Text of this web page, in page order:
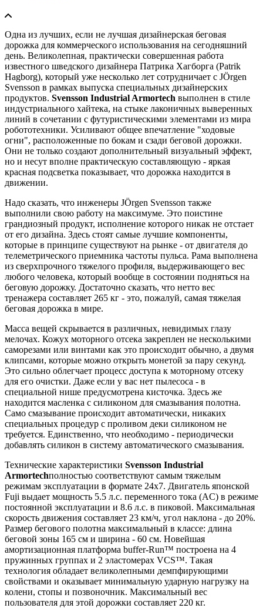
Одна из лучших, если не лучшая дизайнерская беговая
дорожка для коммерческого использования на сегодняшний
день. Великолепная, практически совершенная работа
известного шведского дизайнера Патрика Хагборга (Patrik
Hagborg), который уже несколько лет сотрудничает с JÖrgen
Svensson в рамках выпуска специальных дизайнерских
продуктов. Svensson Industrial Armortech выполнен в стиле
индустриального хайтека, на стыке лаконичных выверенных
линий в сочетании с футуристическими элементами из мира
робототехники. Усиливают общее впечатление "ходовые
огни", расположенные по бокам и сзади беговой дорожки.
Они не только создают дополнительный визуальный эффект,
но и несут вполне практическую составляющую - яркая
красная подсветка показывает, что дорожка находится в
движении.
Надо сказать, что инженеры JÖrgen Svensson также
выполнили свою работу на максимуме. Это поистине
грандиозный продукт, исполнение которого никак не отстает
от его дизайна. Здесь стоят самые лучшие компоненты,
которые в принципе существуют на рынке - от двигателя до
телеметрического приемника частоты пульса. Рама выполнена
из сверхпрочного тяжелого профиля, выдерживающего вес
любого человека, который вообще в состоянии подняться на
беговую дорожку. Достаточно сказать, что нетто вес
тренажера составляет 265 кг - это, пожалуй, самая тяжелая
беговая дорожка в мире.
Масса вещей скрывается в различных, невидимых глазу
мелочах. Кожух моторного отсека закреплен не несколькими
саморезами или винтами как это происходит обычно, а двумя
клипсами, которые можно открыть монетой за пару секунд.
Это сильно облегчает процесс доступа к моторному отсеку
для его очистки. Даже если у вас нет пылесоса - в
специальной нише предусмотрена кисточка. Здесь же
находится масленка с силиконом для смазывания полотна.
Само смазывание происходит автоматически, никаких
специальных процедур с проливом деки силиконом не
требуется. Единственно, что необходимо - периодически
добавлять силикон в систему автоматического смазывания.
Технические характеристики Svensson Industrial
Armortechполностью соответствуют самым тяжелым
режимам эксплуатации в формате 24x7. Двигатель японской
Fuji выдает мощность 5.5 л.с. переменного тока (AC) в режиме
постоянной эксплуатации и 8.6 л.с. в пиковой. Максимальная
скорость движения составляет 23 км/ч, угол наклона - до 20%.
Размер бегового полотна максимальный в классе: длина
беговой зоны 165 см и ширина - 60 см. Новейшая
амортизационная платформа buffer-Run™ построена на 4
пружинных группах и 2 эластомерах VCS™. Такая
технология обладает великолепными демпфирующими
свойствами и оказывает минимальную ударную нагрузку на
колени, стопы и позвоночник. Максимальный вес
пользователя для этой дорожки составляет 220 кг.